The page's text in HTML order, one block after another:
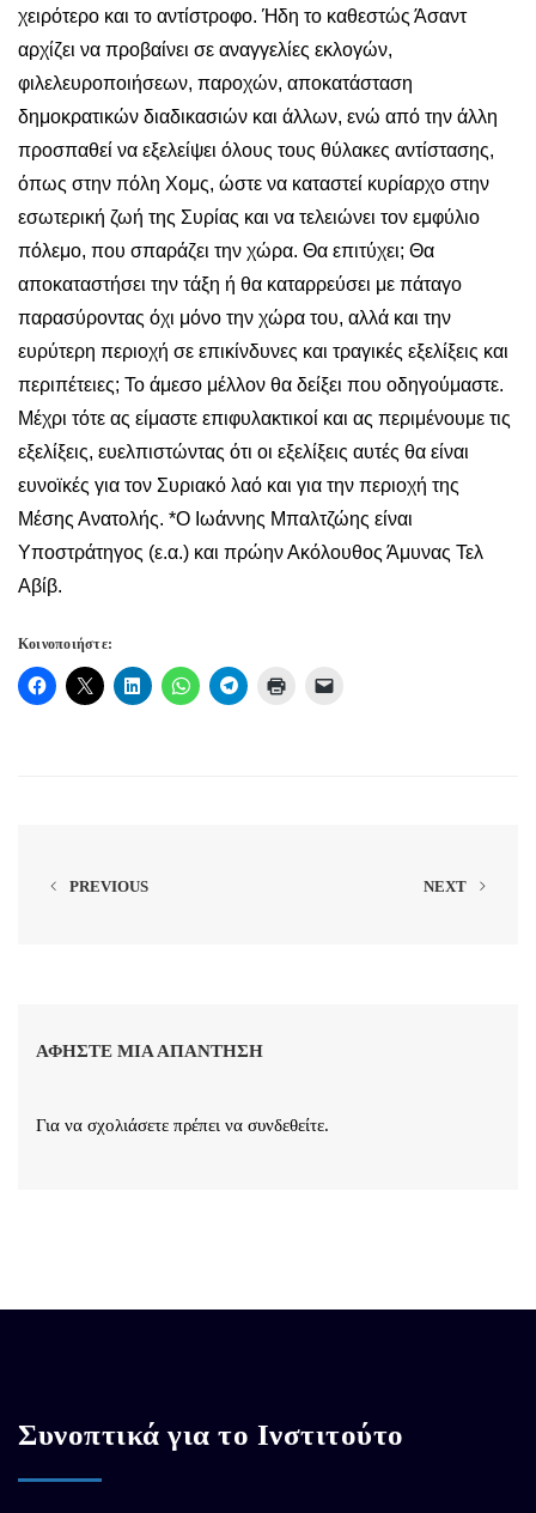
Κοινοποιήστε:
PREVIOUS NEXT
ΑΦΉΣΤΕ ΜΙΑ ΑΠΆΝΤΗΣΗ
Για να σχολιάσετε πρέπει να συνδεθείτε.
Συνοπτικά για το Ινστιτούτο